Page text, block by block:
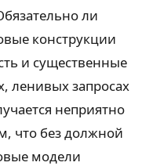
ли
конструкции
и существенные
ленивых запросах
неприятно
что без должной
модели